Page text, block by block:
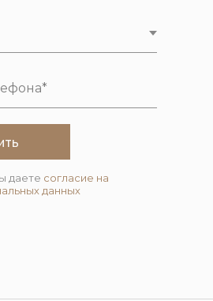
даете согласие на
данных